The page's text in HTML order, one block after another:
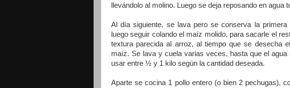
llevándolo al molino. Luego se deja reposando en agua
Al día siguiente, se lava pero se conserva la
luego seguir colando el maíz molido, para sacarle el
textura parecida al arroz, al tiempo que se desecha
maíz. Se lava y cuela varias veces, hasta que el
usar entre ½ y 1 kilo según la cantidad deseada.
Aparte se cocina 1 pollo entero (o bien 2 pechugas),